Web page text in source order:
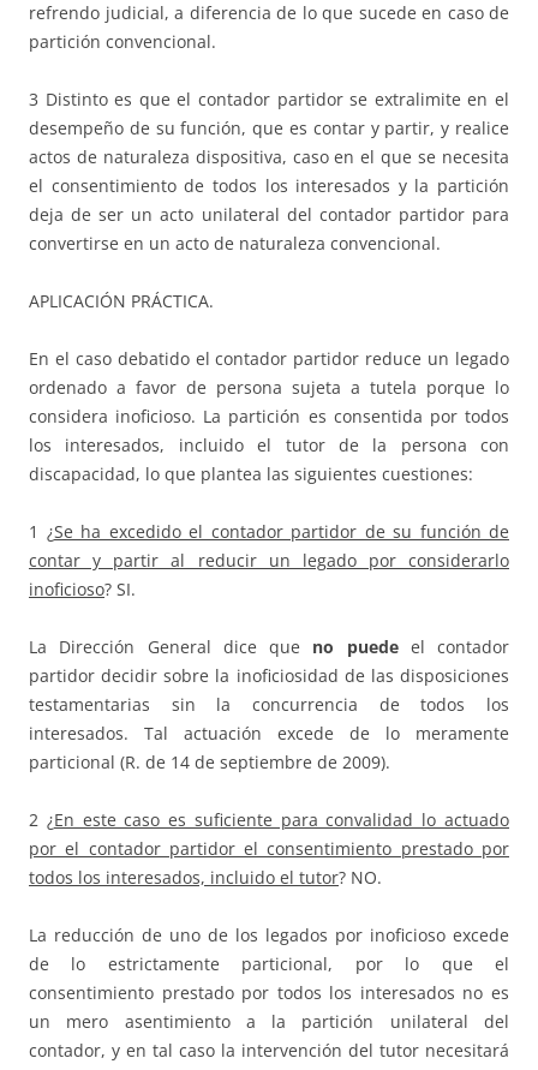
refrendo judicial, a diferencia de lo que sucede en caso de
partición convencional.
3 Distinto es que el contador partidor se extralimite en el
desempeño de su función, que es contar y partir, y realice
actos de naturaleza dispositiva, caso en el que se necesita
el consentimiento de todos los interesados y la partición
deja de ser un acto unilateral del contador partidor para
convertirse en un acto de naturaleza convencional.
APLICACIÓN PRÁCTICA.
En el caso debatido el contador partidor reduce un legado
ordenado a favor de persona sujeta a tutela porque lo
considera inoficioso. La partición es consentida por todos
los interesados, incluido el tutor de la persona con
discapacidad, lo que plantea las siguientes cuestiones:
1 ¿Se ha excedido el contador partidor de su función de
contar y partir al reducir un legado por considerarlo
inoficioso? SI.
La Dirección General dice que no puede el contador
partidor decidir sobre la inoficiosidad de las disposiciones
testamentarias sin la concurrencia de todos los
interesados. Tal actuación excede de lo meramente
particional (R. de 14 de septiembre de 2009).
2 ¿En este caso es suficiente para convalidad lo actuado
por el contador partidor el consentimiento prestado por
todos los interesados, incluido el tutor? NO.
La reducción de uno de los legados por inoficioso excede
de lo estrictamente particional, por lo que el
consentimiento prestado por todos los interesados no es
un mero asentimiento a la partición unilateral del
contador, y en tal caso la intervención del tutor necesitará